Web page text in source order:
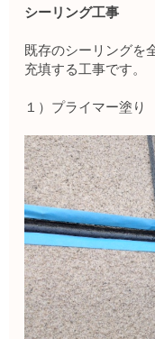
シーリング工事
既存のシーリングを
充填する工事です。
１）プライマー塗り